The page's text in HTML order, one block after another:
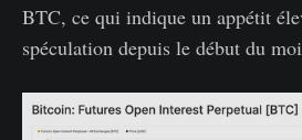
BTC, ce qui indique un appétit
spéculation depuis le début du